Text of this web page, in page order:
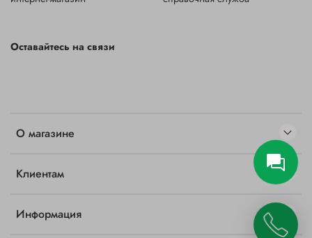
О магазине
Клиентам
Информация
Оставайтесь на связи